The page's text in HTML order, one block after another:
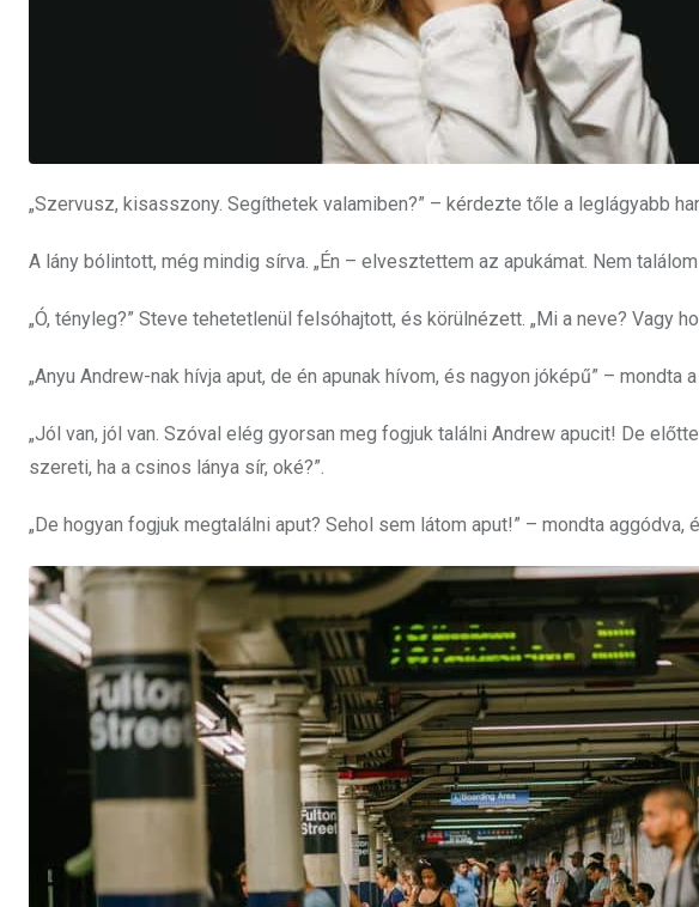
„Szervusz, kisasszony. Segíthetek valamiben?” – kérdezte tőle a leglágyabb
A lány bólintott, még mindig sírva. „Én – elvesztettem az apukámat. Nem találom
„Ó, tényleg?” Steve tehetetlenül felsóhajtott, és körülnézett. „Mi a neve? Vagy
„Anyu Andrew-nak hívja aput, de én apunak hívom, és nagyon jóképű” – mondta
„Jól van, jól van. Szóval elég gyorsan meg fogjuk találni Andrew apucit! De
szereti, ha a csinos lánya sír, oké?”.
„De hogyan fogjuk megtalálni aput? Sehol sem látom aput!” – mondta aggódva,